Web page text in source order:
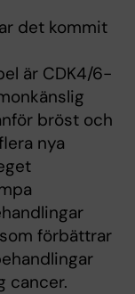
det kommit
är CDK4/6-
bröst och
nya
förbättrar
cancer.